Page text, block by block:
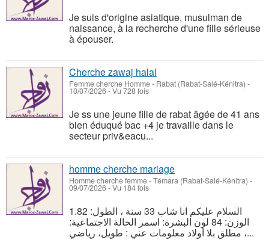
Je suis d'origine asiatique, musulman de
naissance, à la recherche d'une fille sérieuse
à épouser.
Cherche zawaj halal
Femme cherche Homme- Rabat (Rabat-Salé-Kénitra) -
10/07/2026 - Vu 728 fois
Je ss une jeune fille de rabat âgée de 41 ans
bien éduqué bac +4 je travaille dans le
secteur priv&eacu...
homme cherche mariage
Homme cherche femme-Témara (Rabat-Salé-Kénitra) -
09/07/2026 - Vu 184 fois
السلام عليكم انا شاب 33 سنة ، الطول: 1.82
الوزن: 84 لون البشرة: اسمر الحالة الاجتماعية:
مطلق بلا أولاد معلومات عني : طويل، رياضي ،...